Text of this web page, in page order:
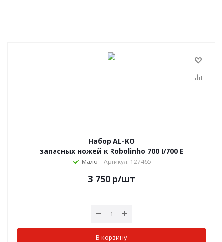
Набор AL-KO
запасных ножей к Robolinho 700 I/700 E
Мало Артикул: 127465
3 750 р/шт
В корзину